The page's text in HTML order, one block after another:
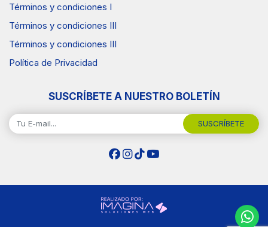
Términos y condiciones I
Términos y condiciones III
Términos y condiciones III
Política de Privacidad
SUSCRÍBETE A NUESTRO BOLETÍN
SUSCRÍBETE